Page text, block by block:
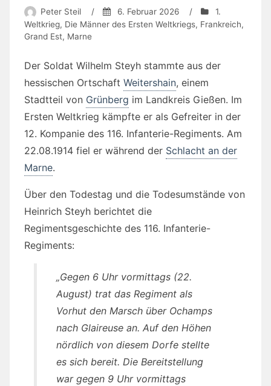
Peter Steil / 6. Februar 2026 /
1.
Weltkrieg, Die Männer des Ersten Weltkriegs, Frankreich,
Grand Est, Marne
Der Soldat Wilhelm Steyh stammte aus der
hessischen Ortschaft Weitershain, einem
Stadtteil von Grünberg im Landkreis Gießen. Im
Ersten Weltkrieg kämpfte er als Gefreiter in der
12. Kompanie des 116. Infanterie-Regiments. Am
22.08.1914 fiel er während der Schlacht an der
Marne.
Über den Todestag und die Todesumstände von
Heinrich Steyh berichtet die
Regimentsgeschichte des 116. Infanterie-
Regiments:
„Gegen 6 Uhr vormittags (22.
August) trat das Regiment als
Vorhut den Marsch über Ochamps
nach Glaireuse an. Auf den Höhen
nördlich von diesem Dorfe stellte
es sich bereit. Die Bereitstellung
war gegen 9 Uhr vormittags